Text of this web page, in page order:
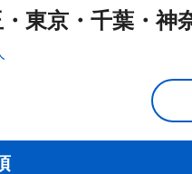
・東京・千葉・